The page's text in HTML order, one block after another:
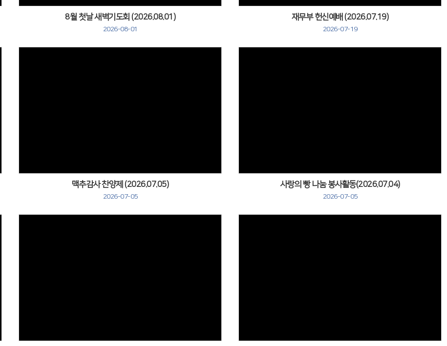
8월 첫날 새벽기도회 (2026.08.01)
2026-08-01
재무부 헌신예배 (2026.07.19)
2026-07-19
맥추감사 찬양제 (2026.07.05)
2026-07-05
사랑의 빵 나눔 봉사활동(2026.07.04)
2026-07-05